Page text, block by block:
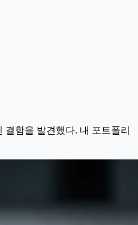
결함을 발견했다. 내 포트폴리